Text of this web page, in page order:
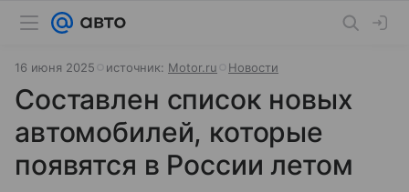
16 июня 2025 источник: Motor.ru Новости
Составлен список новых
автомобилей, которые
появятся в России летом